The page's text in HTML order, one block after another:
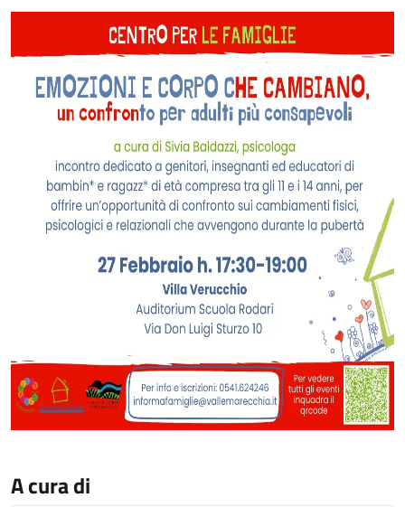
A cura di